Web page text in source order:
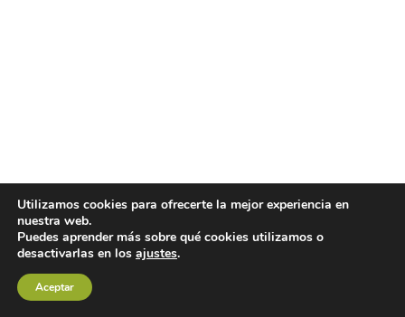
Utilizamos cookies para ofrecerte la mejor experiencia en
nuestra web.
Puedes aprender más sobre qué cookies utilizamos o
desactivarlas en los ajustes.
Aceptar